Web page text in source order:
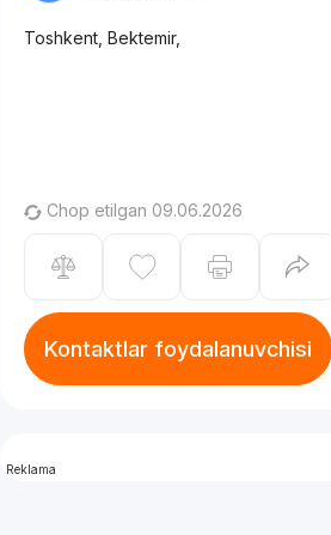
Toshkent, Bektemir,
Chop etilgan 09.06.2026
Kontaktlar foydalanuvchisi
Reklama